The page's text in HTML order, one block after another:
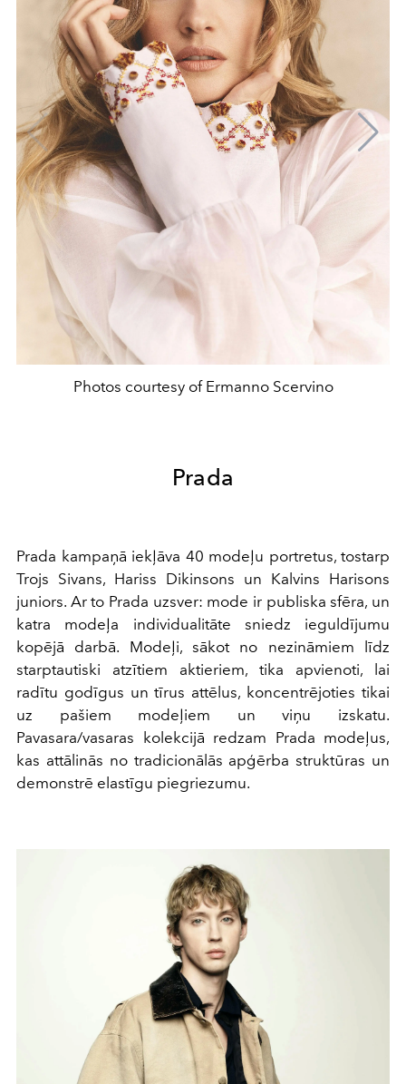
Photos courtesy of Ermanno Scervino
Prada
Prada kampaņā iekļāva 40 modeļu portretus, tostarp
Trojs Sivans, Hariss Dikinsons un Kalvins Harisons
juniors. Ar to Prada uzsver: mode ir publiska sfēra, un
katra modeļa individualitāte sniedz ieguldījumu
kopējā darbā. Modeļi, sākot no nezināmiem līdz
starptautiski atzītiem aktieriem, tika apvienoti, lai
radītu godīgus un tīrus attēlus, koncentrējoties tikai
uz pašiem modeļiem un viņu izskatu.
Pavasara/vasaras kolekcijā redzam Prada modeļus,
kas attālinās no tradicionālās apģērba struktūras un
demonstrē elastīgu piegriezumu.